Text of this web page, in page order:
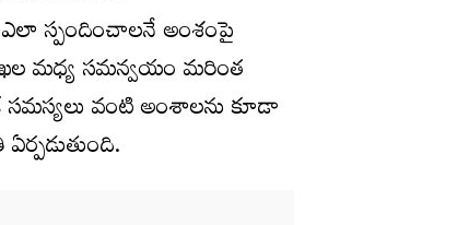
స్పందించాలనే అంశంపై
మధ్య సమన్వయం మరింత
సమస్యలు వంటి అంశాలను కూడా